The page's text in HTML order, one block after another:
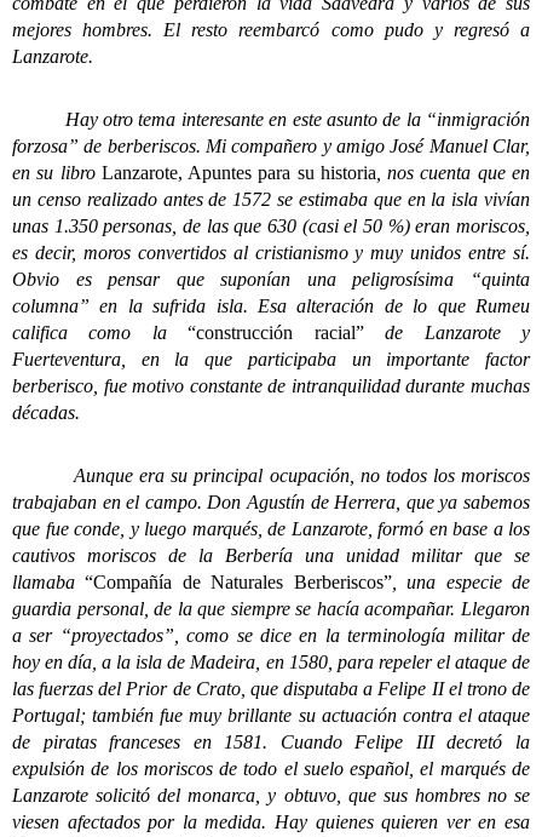
mejores hombres. El resto reembarcó como pudo y regresó a
Lanzarote.
Hay otro tema interesante en este asunto de la “inmigración
forzosa” de berberiscos. Mi compañero y amigo José Manuel Clar,
en su libro Lanzarote, Apuntes para su historia , nos cuenta que en
un censo realizado antes de 1572 se estimaba que en la isla vivían
unas 1.350 personas, de las que 630 (casi el 50 %) eran moriscos,
es decir, moros convertidos al cristianismo y muy unidos entre sí.
Obvio es pensar que suponían una peligrosísima “quinta
columna” en la sufrida isla. Esa alteración de lo que Rumeu
califica como la“construcción racial”de Lanzarote y
Fuerteventura, en la que participaba un importante factor
berberisco, fue motivo constante de intranquilidad durante muchas
décadas.
Aunque era su principal ocupación, no todos los moriscos
trabajaban en el campo. Don Agustín de Herrera, que ya sabemos
que fue conde, y luego marqués, de Lanzarote, formó en base a los
cautivos moriscos de la Berbería una unidad militar que se
llamaba“Compañía de Naturales Berberiscos”, una especie de
guardia personal, de la que siempre se hacía acompañar. Llegaron
a ser “proyectados”, como se dice en la terminología militar de
hoy en día, a la isla de Madeira, en 1580, para repeler el ataque de
las fuerzas del Prior de Crato, que disputaba a Felipe II el trono de
Portugal; también fue muy brillante su actuación contra el ataque
de piratas franceses en 1581. Cuando Felipe III decretó la
expulsión de los moriscos de todo el suelo español, el marqués de
Lanzarote solicitó del monarca, y obtuvo, que sus hombres no se
viesen afectados por la medida. Hay quienes quieren ver en esa